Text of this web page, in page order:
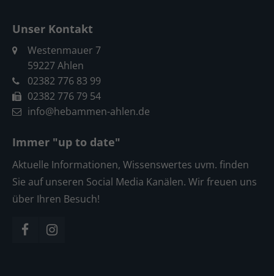
Unser Kontakt
Westenmauer 7
59227 Ahlen
02382 776 83 99
02382 776 79 54
info@hebammen-ahlen.de
Immer "up to date"
Aktuelle Informationen, Wissenswertes uvm. finden
Sie auf unseren Social Media Kanälen. Wir freuen uns
über Ihren Besuch!